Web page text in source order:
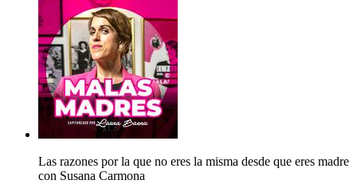
Las razones por la que no eres la misma desde que eres madre
con Susana Carmona